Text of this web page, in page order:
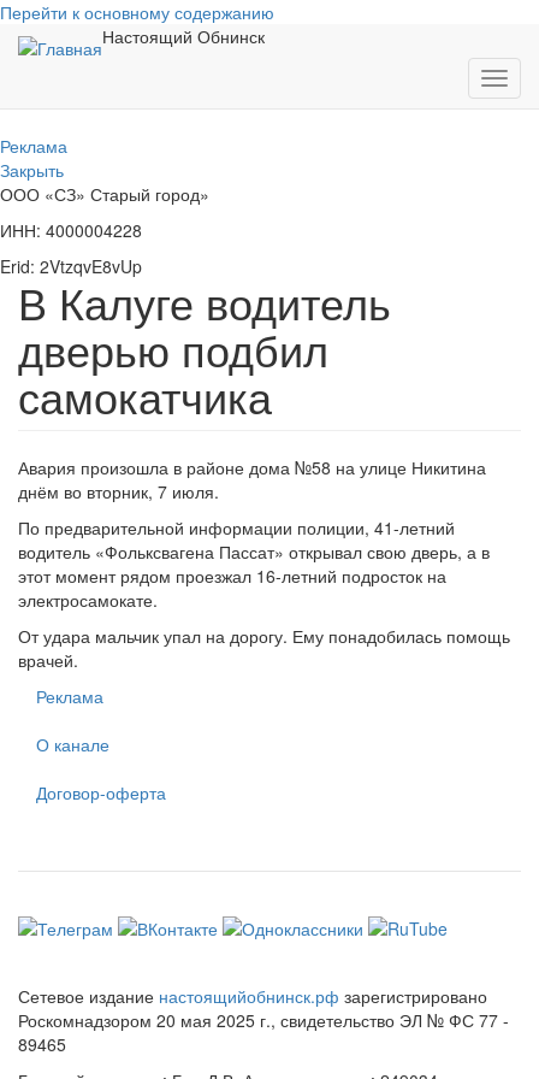
Перейти к основному содержанию
Настоящий Обнинск
Реклама
Закрыть
ООО «СЗ» Старый город»
ИНН: 4000004228
Erid: 2VtzqvE8vUp
В Калуге водитель
дверью подбил
самокатчика
Авария произошла в районе дома №58 на улице Никитина
днём во вторник, 7 июля.
По предварительной информации полиции, 41-летний
водитель «Фольксвагена Пассат» открывал свою дверь, а в
этот момент рядом проезжал 16-летний подросток на
электросамокате.
От удара мальчик упал на дорогу. Ему понадобилась помощь
врачей.
Реклама
О канале
Договор-оферта
Сетевое издание настоящийобнинск.рф зарегистрировано
Роскомнадзором 20 мая 2025 г., свидетельство ЭЛ № ФС 77 -
89465